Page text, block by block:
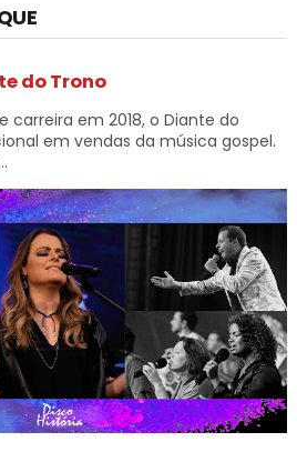
do Trono
carreira em 2018, o Diante do
em vendas da música gospel.